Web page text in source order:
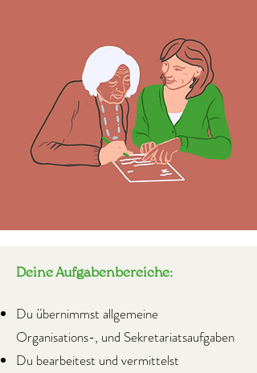
Deine Aufgabenbereiche:
Du übernimmst allgemeine
Organisations-, und Sekretariatsaufgaben
Du bearbeitest und vermittelst